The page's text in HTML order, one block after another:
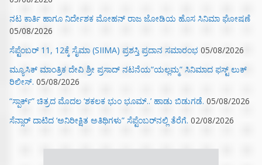
ನಟ ಕಾರ್ತಿ ಹಾಗೂ ನಿರ್ದೇಶಕ ಮೋಹನ್ ರಾಜ ಜೋಡಿಯ ಹೊಸ ಸಿನಿಮಾ ಘೋಷಣೆ
05/08/2026
ಸೆಪ್ಟೆಂಬರ್ 11, 12ಕ್ಕೆ ಸೈಮಾ (SIIMA) ಪ್ರಶಸ್ತಿ ಪ್ರದಾನ ಸಮಾರಂಭ 05/08/2026
ಮ್ಯೂಸಿಕ್‌ ಮಾಂತ್ರಿಕ ದೇವಿ ಶ್ರೀ ಪ್ರಸಾದ್ ನಟನೆಯ”ಯಲ್ಲಮ್ಮ” ಸಿನಿಮಾದ ಫಸ್ಟ್‌ ಲುಕ್‌
ರಿಲೀಸ್. 05/08/2026
“ಸ್ಪಾರ್ಕ್” ಚಿತ್ರದ ಮೊದಲ‌ ‘ಶಕಲಕ ಭುಂ‌ ಭೂಮ್..’ ಹಾಡು ಬಿಡುಗಡೆ. 05/08/2026
ಸೆನ್ಸಾರ್ ದಾಟಿದ ‘ಅನಿರೀಕ್ಷಿತ ಅತಿಥಿಗಳು” ಸೆಪ್ಟೆಂಬರ್‌ನಲ್ಲಿ ತೆರೆಗೆ. 02/08/2026